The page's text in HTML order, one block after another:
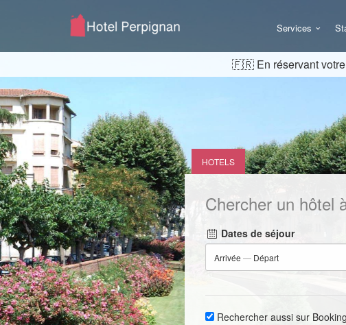
Services
En réservant
HOTELS
Chercher un hôtel
Dates de séjour
Arrivée —Départ
Rechercher aussi sur